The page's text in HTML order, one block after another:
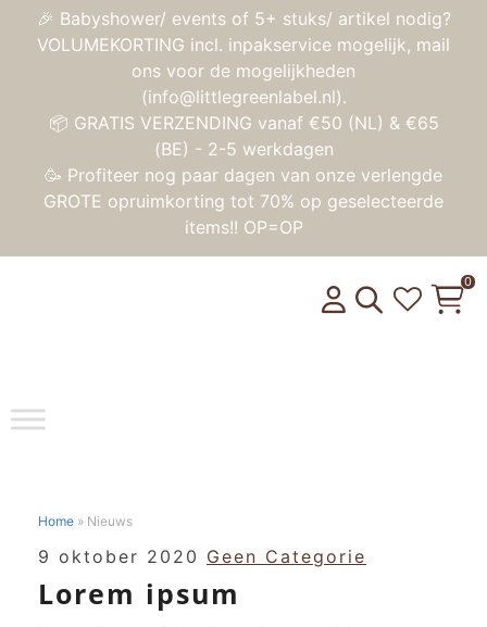
🎉 Babyshower/ events of 5+ stuks/ artikel nodig?
VOLUMEKORTING incl. inpakservice mogelijk, mail
ons voor de mogelijkheden
(info@littlegreenlabel.nl).
📦 GRATIS VERZENDING vanaf €50 (NL) & €65
(BE) - 2-5 werkdagen
🥳 Profiteer nog paar dagen van onze verlengde
GROTE opruimkorting tot 70% op geselecteerde
items!! OP=OP
Toggle
0
Home » Nieuws
NIEUWS
LOREM
IPSUM
9 oktober 2020 Geen Categorie
Lorem ipsum